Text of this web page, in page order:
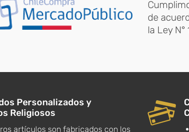
de
la Ley N°
Personalizados y
Religiosos
artículos son fabricados con los